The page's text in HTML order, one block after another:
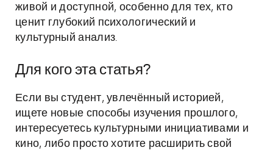
живой и доступной, особенно для тех, кто
ценит глубокий психологический и
культурный анализ.
Для кого эта статья?
Если вы студент, увлечённый историей,
ищете новые способы изучения прошлого,
интересуетесь культурными инициативами и
кино, либо просто хотите расширить свой